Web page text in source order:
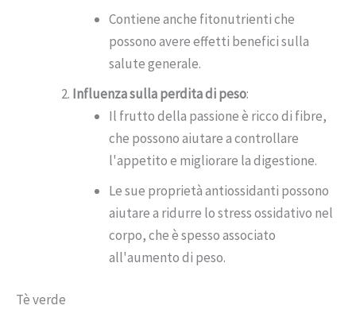
Contiene anche fitonutrienti che
possono avere effetti benefici sulla
salute generale.
Influenza sulla perdita di peso:
Il frutto della passione è ricco di fibre,
che possono aiutare a controllare
l'appetito e migliorare la digestione.
Le sue proprietà antiossidanti possono
aiutare a ridurre lo stress ossidativo nel
corpo, che è spesso associato
all'aumento di peso.
Tè verde